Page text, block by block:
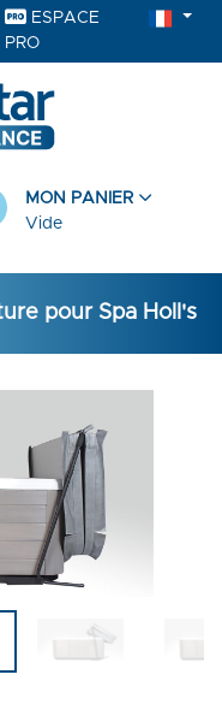
ESPACE
PRO
MON PANIER
Vide
pour Spa Holl's